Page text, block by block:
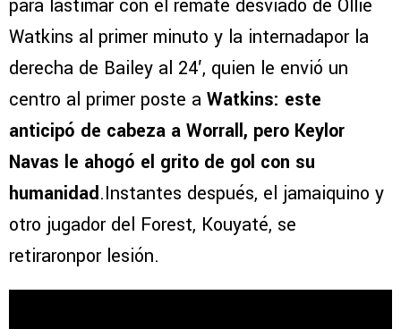
para lastimar con el remate desviado de Ollie
Watkins al primer minuto y la internadapor la
derecha de Bailey al 24′, quien le envió un
centro al primer poste a Watkins: este
anticipó de cabeza a Worrall, pero Keylor
Navas le ahogó el grito de gol con su
humanidad.Instantes después, el jamaiquino y
otro jugador del Forest, Kouyaté, se
retiraronpor lesión.